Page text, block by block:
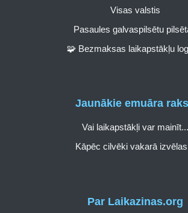
Par Laikazinas.org
Visas valstis
Pasaules galvaspilsētu
🧩 Bezmaksas laikapstākļu
Jaunākie emuāra
Vai laikapstākļi var mainīt...
Kāpēc cilvēki vakarā